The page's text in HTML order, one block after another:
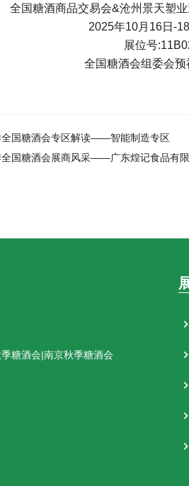
全国糖酒商品交易会&沧州景天塑
2025年10月16日-
展位号
全国糖酒会组委会
全国糖酒会专区解读——智能制造专区
国糖酒会展商风采——广东煌记食品有
糖酒会|南京秋季糖酒会